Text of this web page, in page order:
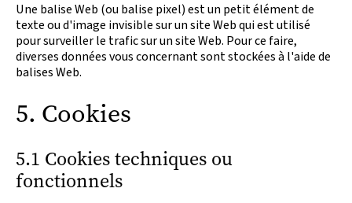
Une balise Web (ou balise pixel) est un petit élément de
texte ou d'image invisible sur un site Web qui est utilisé
pour surveiller le trafic sur un site Web. Pour ce faire,
diverses données vous concernant sont stockées à l'aide de
balises Web.
5. Cookies
5.1 Cookies techniques ou
fonctionnels